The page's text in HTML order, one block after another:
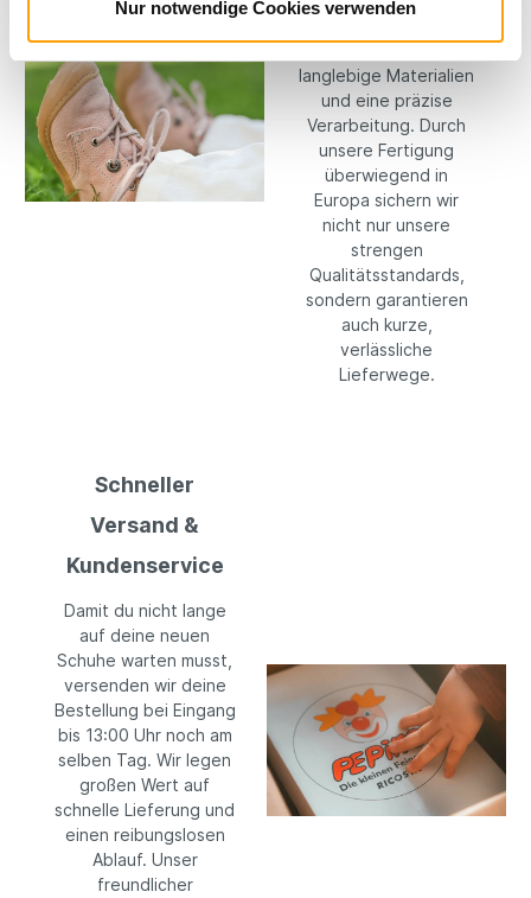
Nur notwendige Cookies verwenden
langlebige Materialien
und eine präzise
Verarbeitung. Durch
unsere Fertigung
überwiegend in
Europa sichern wir
nicht nur unsere
strengen
Qualitätsstandards,
sondern garantieren
auch kurze,
verlässliche
Lieferwege.
Schneller
Versand &
Kundenservice
Damit du nicht lange
auf deine neuen
Schuhe warten musst,
versenden wir deine
Bestellung bei Eingang
bis 13:00 Uhr noch am
selben Tag. Wir legen
großen Wert auf
schnelle Lieferung und
einen reibungslosen
Ablauf. Unser
freundlicher